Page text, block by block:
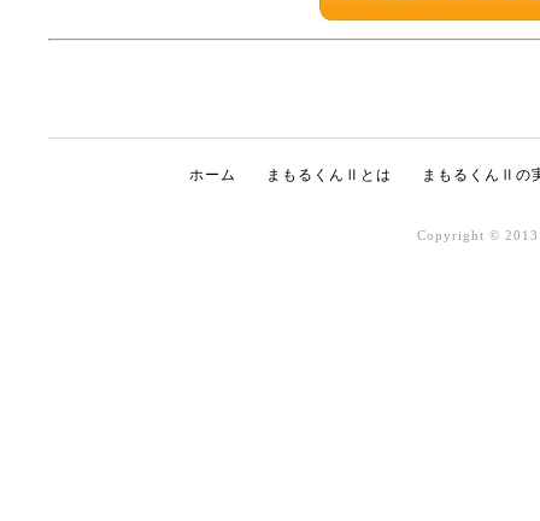
ホーム まもるくんⅡとは まもるくんⅡの
Copyright © 2013